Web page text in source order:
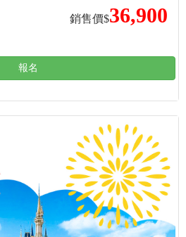
銷售價$36,900
報名